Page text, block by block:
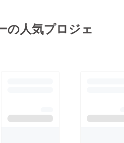
の人気プロジェ